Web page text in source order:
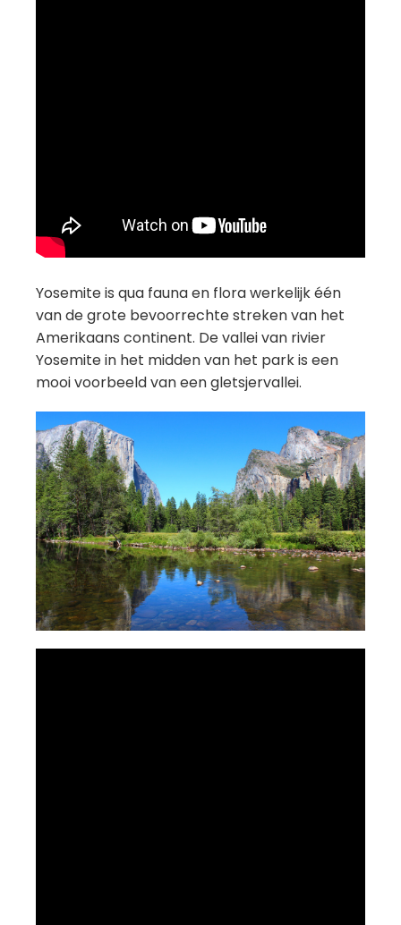
Yosemite is qua fauna en flora werkelijk één
van de grote bevoorrechte streken van het
Amerikaans continent. De vallei van rivier
Yosemite in het midden van het park is een
mooi voorbeeld van een gletsjervallei.